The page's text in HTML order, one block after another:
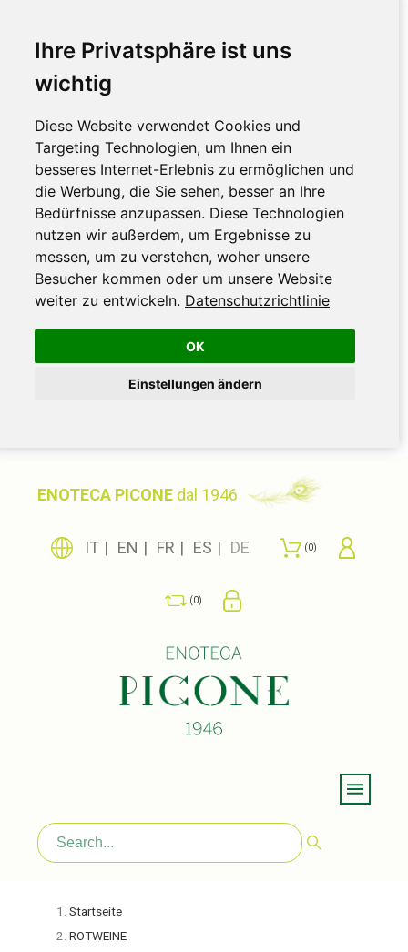
Ihre Privatsphäre ist uns
wichtig
Diese Website verwendet Cookies und
Targeting Technologien, um Ihnen ein
besseres Internet-Erlebnis zu ermöglichen und
die Werbung, die Sie sehen, besser an Ihre
Bedürfnisse anzupassen. Diese Technologien
nutzen wir außerdem, um Ergebnisse zu
messen, um zu verstehen, woher unsere
Besucher kommen oder um unsere Website
weiter zu entwickeln. Datenschutzrichtlinie
OK
Einstellungen ändern
ENOTECA PICONE dal 1946
IT EN FR ES DE 0
0
Startseite
ROTWEINE